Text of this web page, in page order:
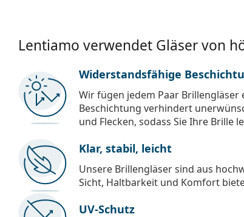
Lentiamo verwendet Gläser von
Widerstandsfähige
Wir fügen jedem Paar
Beschichtung verhindert
und Flecken, sodass Sie Ihre Brille
Klar, stabil, leicht
Unsere Brillengläser sind aus
Sicht, Haltbarkeit und Komfort
UV-Schutz